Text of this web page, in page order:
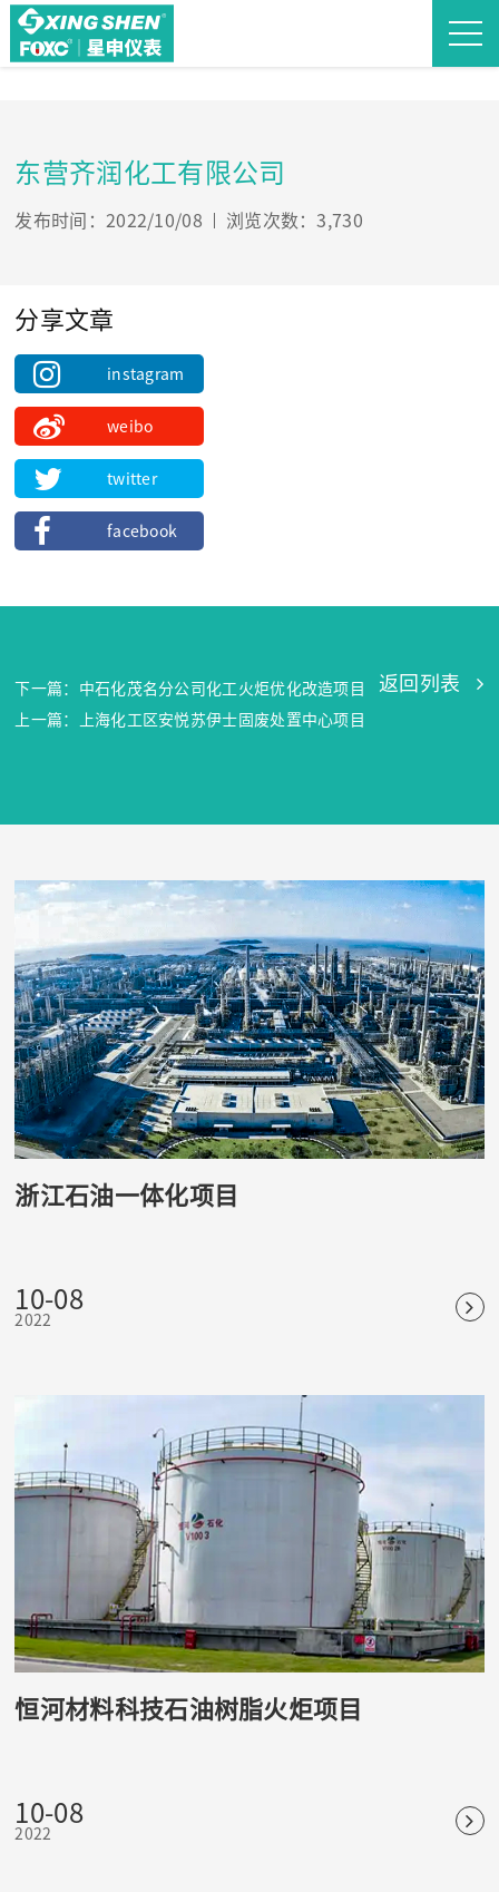
东营齐润化工有限公司
发布时间：2022/10/08 浏览次数：3,730
分享文章
instagram
weibo
twitter
facebook
下一篇：中石化茂名分公司化工火炬优化改造项目
上一篇：上海化工区安悦苏伊士固废处置中心项目
返回列表
浙江石油一体化项目
10-08
2022
恒河材料科技石油树脂火炬项目
10-08
2022